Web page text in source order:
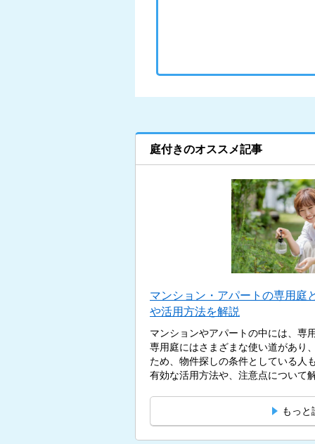
庭付きのオススメ記事
マンション・アパートの専用庭
や活用方法を解説
マンションやアパートの中には、専
専用庭にはさまざまな使い道があり
ため、物件探しの条件としている人
有効な活用方法や、注意点について
もっと